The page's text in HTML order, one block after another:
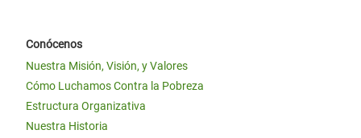
Conócenos
Nuestra Misión, Visión, y Valores
Cómo Luchamos Contra la Pobreza
Estructura Organizativa
Nuestra Historia